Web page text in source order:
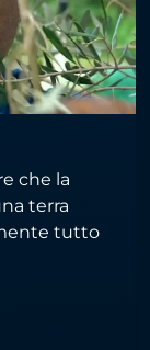
che la
terra
tutto